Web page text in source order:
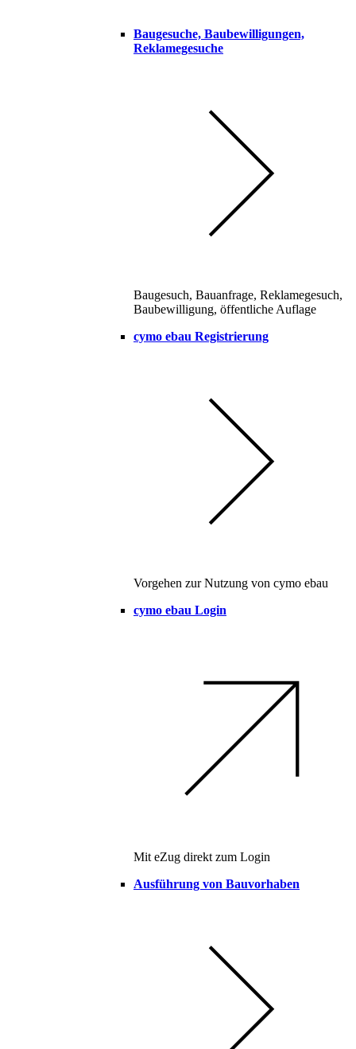
Baugesuche, Baubewilligungen,
Reklamegesuche
Baugesuch, Bauanfrage, Reklamegesuch,
Baubewilligung, öffentliche Auflage
cymo ebau Registrierung
Vorgehen zur Nutzung von cymo ebau
cymo ebau Login
Mit eZug direkt zum Login
Ausführung von Bauvorhaben